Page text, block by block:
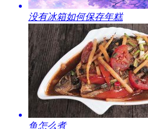
​没有冰箱如何保存年糕
​鱼怎么煮